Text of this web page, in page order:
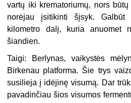
vartų iki krematoriumų, nors
norėjau įsitikinti šįsyk.
kilometro dalį, kuria anuomet
šiandien.
Taigi: Berlynas, vaikystės
Birkenau platforma. Šie trys
susilieja į idėjinę visumą. Dar
pavadinčiau šios visumos